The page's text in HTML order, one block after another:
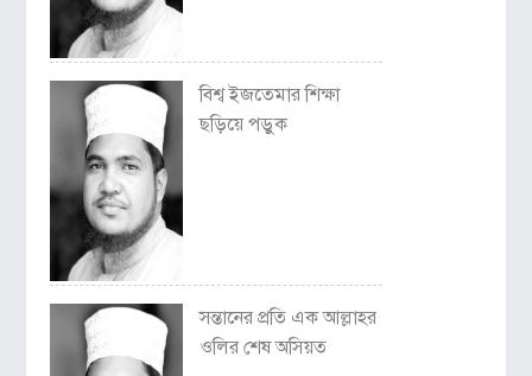
বিশ্ব ইজতেমার শিক্ষা
ছড়িয়ে পড়ুক
সন্তানের প্রতি এক আল্লাহর
ওলির শেষ অসিয়ত